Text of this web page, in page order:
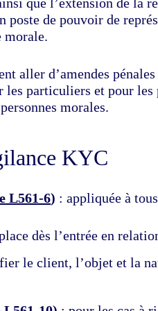
poste de pouvoir de
morale.
aller d’amendes
les particuliers et pour
morales.
KYC
L561-6) : appliquée à
dès l’entrée en
le client, l’objet et la